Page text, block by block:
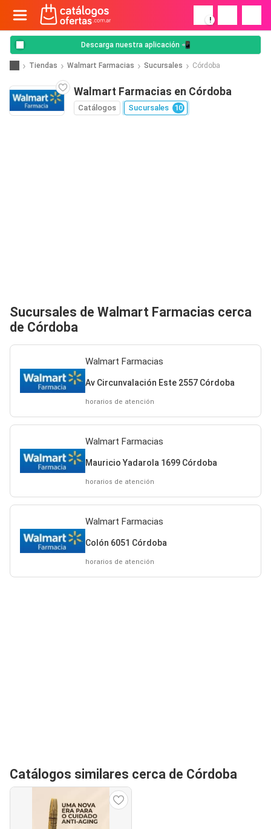
!
Descarga nuestra aplicación 📲
Tiendas Walmart Farmacias Sucursales Córdoba
Walmart Farmacias en Córdoba
Catálogos Sucursales 10
Sucursales de Walmart Farmacias cerca
de Córdoba
Walmart Farmacias
Av Circunvalación Este 2557 Córdoba
horarios de atención
Walmart Farmacias
Mauricio Yadarola 1699 Córdoba
horarios de atención
Walmart Farmacias
Colón 6051 Córdoba
horarios de atención
Catálogos similares cerca de Córdoba